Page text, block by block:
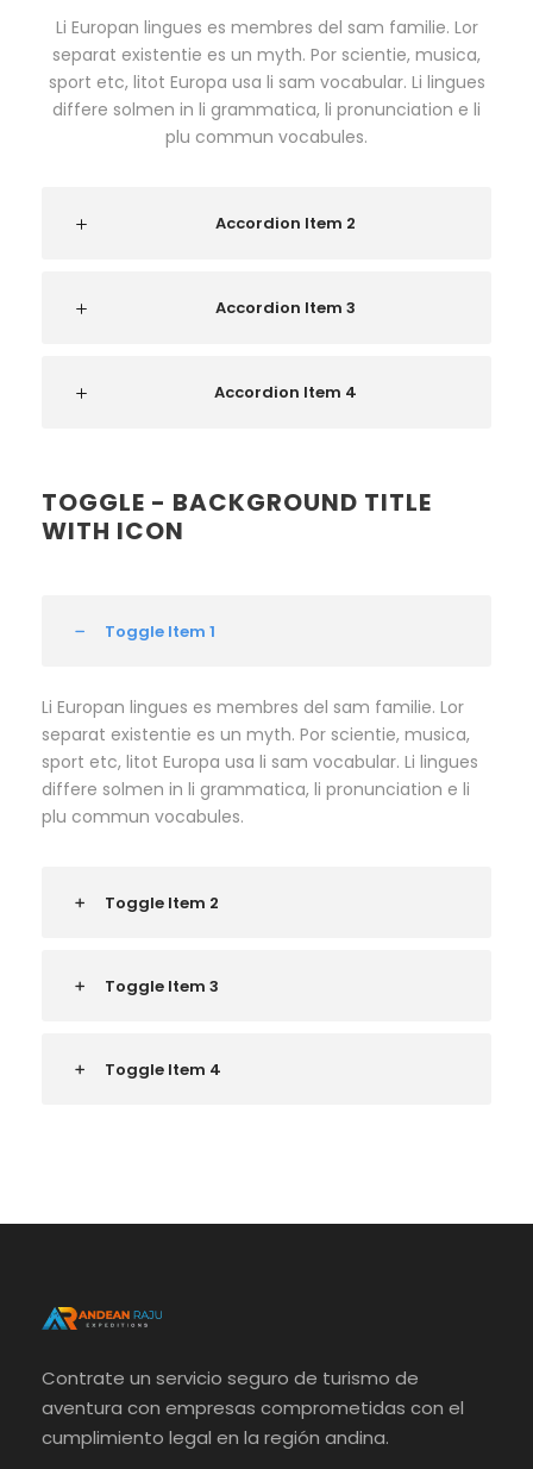
Li Europan lingues es membres del sam familie. Lor
separat existentie es un myth. Por scientie, musica,
sport etc, litot Europa usa li sam vocabular. Li lingues
differe solmen in li grammatica, li pronunciation e li
plu commun vocabules.
Accordion Item 2
Accordion Item 3
Accordion Item 4
TOGGLE - BACKGROUND TITLE
WITH ICON
Toggle Item 1
Li Europan lingues es membres del sam familie. Lor
separat existentie es un myth. Por scientie, musica,
sport etc, litot Europa usa li sam vocabular. Li lingues
differe solmen in li grammatica, li pronunciation e li
plu commun vocabules.
Toggle Item 2
Toggle Item 3
Toggle Item 4
Contrate un servicio seguro de turismo de
aventura con empresas comprometidas con el
cumplimiento legal en la región andina.